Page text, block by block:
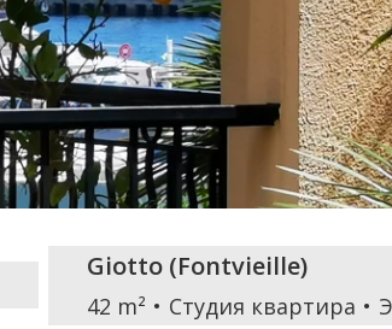
Giotto (Fontvieille)
42 m² Студия квартира